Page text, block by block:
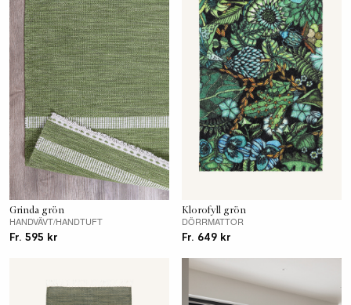
Grinda grön
HANDVÄVT/HANDTUFT
Fr. 595 kr
Klorofyll grön
DÖRRMATTOR
Fr. 649 kr